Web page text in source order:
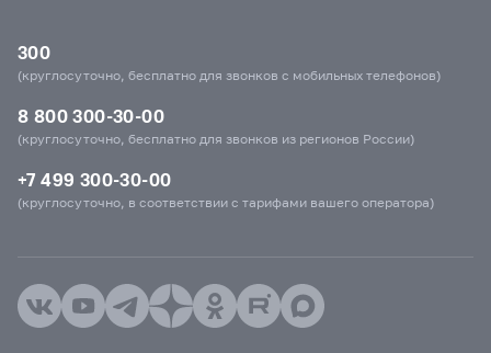
300
(круглосуточно, бесплатно для звонков с мобильных телефонов)
8 800 300-30-00
(круглосуточно, бесплатно для звонков из регионов России)
+7 499 300-30-00
(круглосуточно, в соответствии с тарифами вашего оператора)